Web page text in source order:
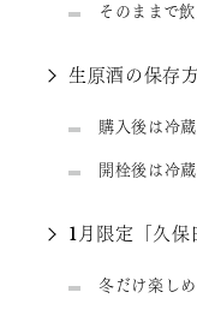
そのままで
生原酒の保存
購入後は冷
開栓後は冷
1月限定「久
冬だけ楽し